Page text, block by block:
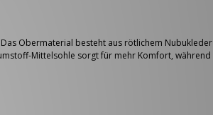
Obermaterial besteht aus rötlichem
Mittelsohle sorgt für mehr Komfort,